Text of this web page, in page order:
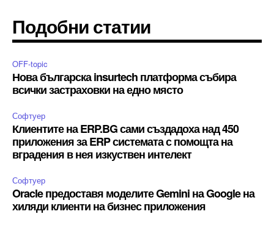
Подобни статии
OFF-topic
Нова българска insurtech платформа събира
всички застраховки на едно място
Софтуер
Клиентите на ERP.BG сами създадоха над 450
приложения за ERP системата с помощта на
вградения в нея изкуствен интелект
Софтуер
Oracle предоставя моделите Gemini на Google на
хиляди клиенти на бизнес приложения